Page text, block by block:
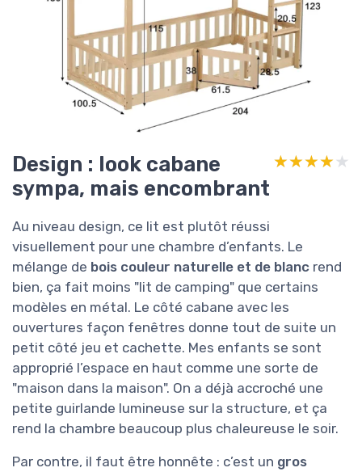
Design : look cabane
sympa, mais encombrant
★★★★★
★★★★★
Au niveau design, ce lit est plutôt réussi
visuellement pour une chambre d’enfants. Le
mélange de bois couleur naturelle et de blanc rend
bien, ça fait moins "lit de camping" que certains
modèles en métal. Le côté cabane avec les
ouvertures façon fenêtres donne tout de suite un
petit côté jeu et cachette. Mes enfants se sont
approprié l’espace en haut comme une sorte de
"maison dans la maison". On a déjà accroché une
petite guirlande lumineuse sur la structure, et ça
rend la chambre beaucoup plus chaleureuse le soir.
Par contre, il faut être honnête : c’est un gros